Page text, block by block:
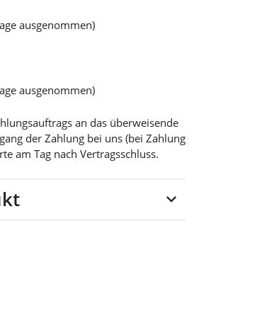
ausgenommen)
ausgenommen)
an das überweisende
der Zahlung bei uns (bei Zahlung
am Tag nach Vertragsschluss.